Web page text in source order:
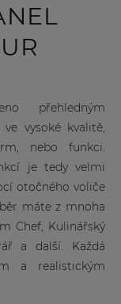
přehledným
vysoké kvalitě,
nebo funkci.
je tedy velmi
otočného voliče
máte z mnoha
Chef, Kulinářský
a další. Každá
a realistickým